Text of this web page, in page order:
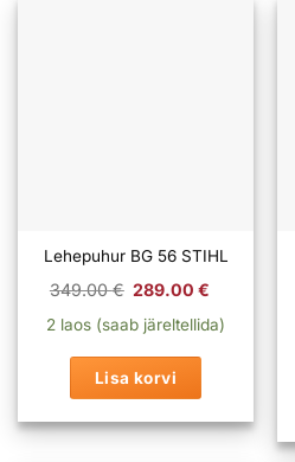
Lehepuhur BG 56 STIHL
349.00€ Algne
oli:
349.00 €.
289.00€
on:
289.00 €.
2 laos (saab järeltellida)
Lisa korvi